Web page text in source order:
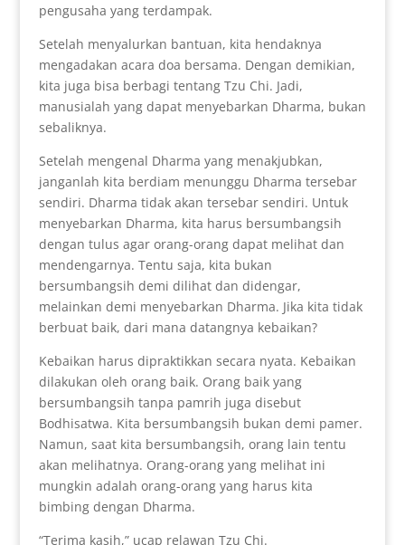
pengusaha yang terdampak.
Setelah menyalurkan bantuan, kita hendaknya
mengadakan acara doa bersama. Dengan demikian,
kita juga bisa berbagi tentang Tzu Chi. Jadi,
manusialah yang dapat menyebarkan Dharma, bukan
sebaliknya.
Setelah mengenal Dharma yang menakjubkan,
janganlah kita berdiam menunggu Dharma tersebar
sendiri. Dharma tidak akan tersebar sendiri. Untuk
menyebarkan Dharma, kita harus bersumbangsih
dengan tulus agar orang-orang dapat melihat dan
mendengarnya. Tentu saja, kita bukan
bersumbangsih demi dilihat dan didengar,
melainkan demi menyebarkan Dharma. Jika kita tidak
berbuat baik, dari mana datangnya kebaikan?
Kebaikan harus dipraktikkan secara nyata. Kebaikan
dilakukan oleh orang baik. Orang baik yang
bersumbangsih tanpa pamrih juga disebut
Bodhisatwa. Kita bersumbangsih bukan demi pamer.
Namun, saat kita bersumbangsih, orang lain tentu
akan melihatnya. Orang-orang yang melihat ini
mungkin adalah orang-orang yang harus kita
bimbing dengan Dharma.
“Terima kasih,” ucap relawan Tzu Chi.